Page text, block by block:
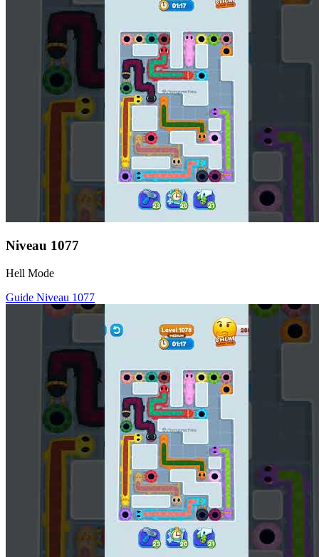
Niveau 1077
Hell Mode
Guide Niveau 1077